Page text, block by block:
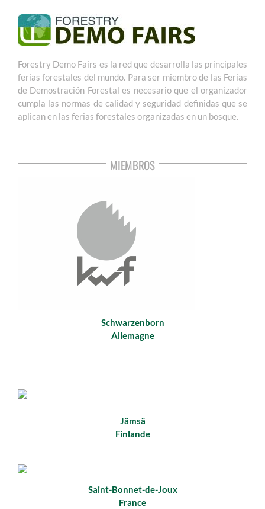
Forestry Demo Fairs es la red que desarrolla las principales
ferias forestales del mundo. Para ser miembro de las Ferias
de Demostración Forestal es necesario que el organizador
cumpla las normas de calidad y seguridad definidas que se
aplican en las ferias forestales organizadas en un bosque.
MIEMBROS
Schwarzenborn
Allemagne
Jämsä
Finlande
Saint-Bonnet-de-Joux
France